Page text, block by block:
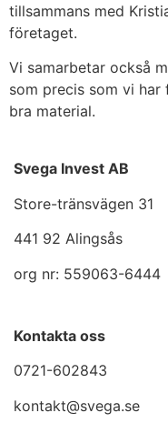
tillsammans med
företaget.
Vi samarbetar också
som precis som vi
bra material.
Svega Invest AB
Store-tränsvägen 31
441 92 Alingsås
org nr: 559063-6444
Kontakta oss
0721-602843
kontakt@svega.se